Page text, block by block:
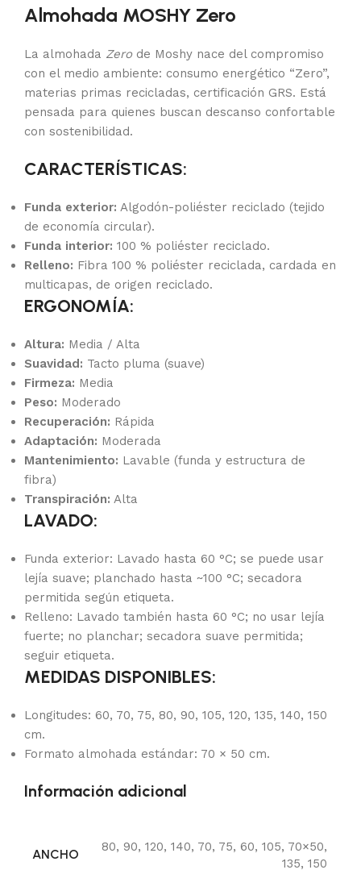
Almohada MOSHY Zero
La almohada Zerode Moshy nace del compromiso
con el medio ambiente: consumo energético “Zero”,
materias primas recicladas, certificación GRS. Está
pensada para quienes buscan descanso confortable
con sostenibilidad.
CARACTERÍSTICAS:
Funda exterior: Algodón-poliéster reciclado (tejido
de economía circular).
Funda interior: 100 % poliéster reciclado.
Relleno: Fibra 100 % poliéster reciclada, cardada en
multicapas, de origen reciclado.
ERGONOMÍA:
Altura: Media / Alta
Suavidad: Tacto pluma (suave)
Firmeza: Media
Peso: Moderado
Recuperación: Rápida
Adaptación: Moderada
Mantenimiento: Lavable (funda y estructura de
fibra)
Transpiración: Alta
LAVADO:
Funda exterior: Lavado hasta 60 °C; se puede usar
lejía suave; planchado hasta ~100 °C; secadora
permitida según etiqueta.
Relleno: Lavado también hasta 60 °C; no usar lejía
fuerte; no planchar; secadora suave permitida;
seguir etiqueta.
MEDIDAS DISPONIBLES:
Longitudes: 60, 70, 75, 80, 90, 105, 120, 135, 140, 150
cm.
Formato almohada estándar: 70 × 50 cm.
Información adicional
ANCHO
80, 90, 120, 140, 70, 75, 60, 105, 70×50,
135, 150